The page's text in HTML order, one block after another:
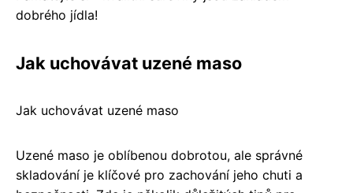
dobrého jídla!
Jak uchovávat uzené maso
Jak uchovávat uzené maso
Uzené maso je oblíbenou dobrotou, ale správné
skladování je klíčové pro zachování jeho chuti a